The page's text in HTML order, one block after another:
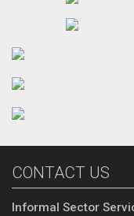
CONTACT US
Informal Sector